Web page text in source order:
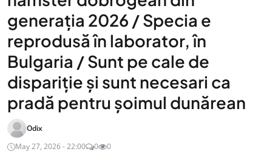
generația 2026 / Specia e
reprodusă în laborator, în
Bulgaria / Sunt pe cale de
dispariție și sunt necesari ca
pradă pentru șoimul dunărean
Odix
May 27, 2026 - 22:00
0 0